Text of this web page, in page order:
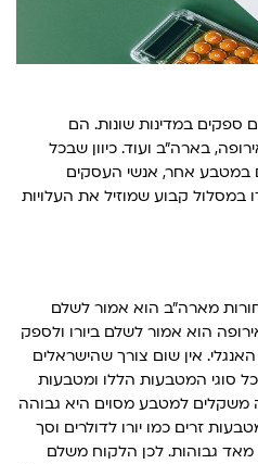
ספקים במדינות שונות. הם
בארה"ב ועוד. כיוון שבכל
במטבע אחר, אנשי העסקים
קבוע שמוזיל את העלויות
מארה"ב הוא אמור לשלם
הוא אמור לשלם ביורו ולספק
אין שום צורך שהישראלים
סוגי המטבעות הללו ומטבעות
משקלים למטבע מסוים היא גבוהה
זרים כמו יורו לדולרים וסך
מאד גבוהות. לכן הלקוח משלם